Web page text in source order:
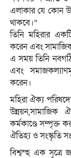
এলাকার যে কোন
থাকবে।”
তিনি মহিরার
করেন এবং
এ সময় তিনি
এবং
করেন।
মহিরা ঐক্য
কর্মকাণ্ডে সম্পৃক্ত
ঐতিহ্য ও সংস্কৃতি
বিশ্বস্হ এক সূত্রে